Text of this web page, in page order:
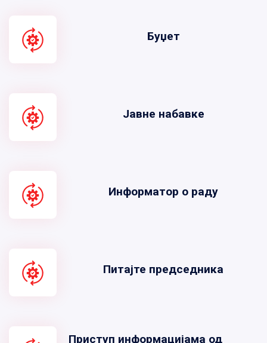
Буџет
Јавне набавке
Информатор о раду
Питајте председника
Приступ информацијама од